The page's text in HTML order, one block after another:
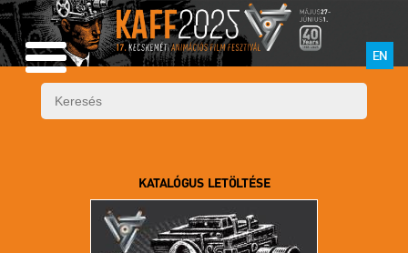
EN
KATALÓGUS LETÖLTÉSE